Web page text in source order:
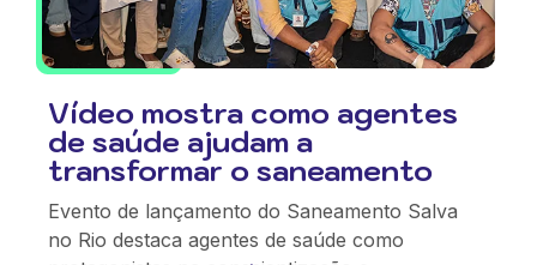
Vídeo mostra como agentes
de saúde ajudam a
transformar o saneamento
Evento de lançamento do Saneamento Salva
no Rio destaca agentes de saúde como